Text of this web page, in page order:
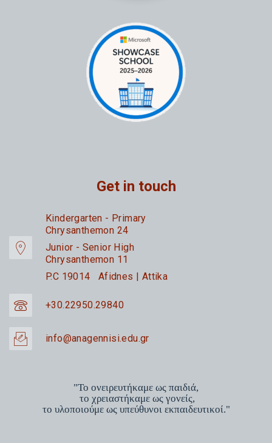
Get in touch
Kindergarten - Primary
Chrysanthemon 24
Junior - Senior High
Chrysanthemon 11
P.C 19014 Afidnes | Attika
+30.22950.29840
info@anagennisi.edu.gr
"Το ονειρευτήκαμε ως παιδιά,
το χρειαστήκαμε ως γονείς,
το υλοποιούμε ως υπεύθυνοι εκπαιδευτικοί."